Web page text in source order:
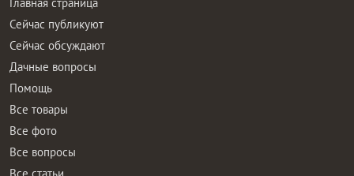
Сейчас публикуют
Сейчас обсуждают
Дачные вопросы
Помощь
Все товары
Все фото
Все вопросы
Все статьи